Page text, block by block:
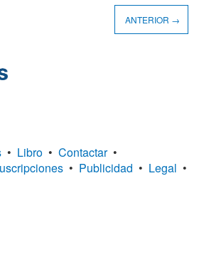
ANTERIOR →
• Libro • Contactar •
• Publicidad • Legal •